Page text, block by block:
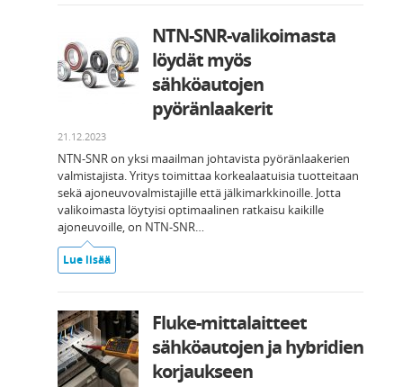
NTN-SNR-valikoimasta
löydät myös
sähköautojen
pyöränlaakerit
21.12.2023
NTN-SNR on yksi maailman johtavista pyöränlaakerien
valmistajista. Yritys toimittaa korkealaatuisia tuotteitaan
sekä ajoneuvovalmistajille että jälkimarkkinoille. Jotta
valikoimasta löytyisi optimaalinen ratkaisu kaikille
ajoneuvoille, on NTN-SNR…
Lue lisää
Fluke-mittalaitteet
sähköautojen ja hybridien
korjaukseen